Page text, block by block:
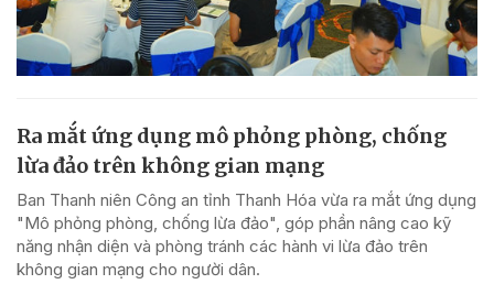
Ra mắt ứng dụng mô phỏng phòng, chống
lừa đảo trên không gian mạng
Ban Thanh niên Công an tỉnh Thanh Hóa vừa ra mắt ứng dụng
"Mô phỏng phòng, chống lừa đảo", góp phần nâng cao kỹ
năng nhận diện và phòng tránh các hành vi lừa đảo trên
không gian mạng cho người dân.